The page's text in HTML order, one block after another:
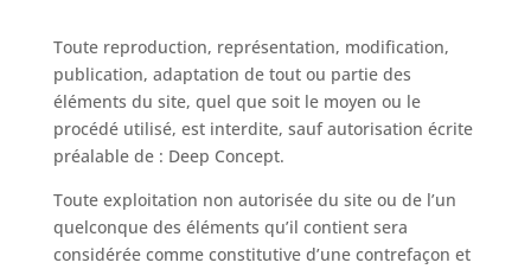
Toute reproduction, représentation, modification,
publication, adaptation de tout ou partie des
éléments du site, quel que soit le moyen ou le
procédé utilisé, est interdite, sauf autorisation écrite
préalable de : Deep Concept.
Toute exploitation non autorisée du site ou de l’un
quelconque des éléments qu’il contient sera
considérée comme constitutive d’une contrefaçon et